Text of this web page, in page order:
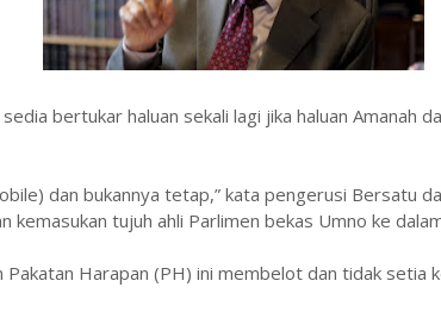
bertukar haluan sekali lagi jika haluan Amanah
dan bukannya tetap,” kata pengerusi Bersatu
kemasukan tujuh ahli Parlimen bekas Umno ke
Pakatan Harapan (PH) ini membelot dan tidak setia